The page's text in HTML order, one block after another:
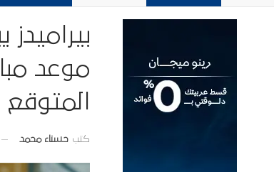
موعد
المتوقع
كتب حسناء محمد